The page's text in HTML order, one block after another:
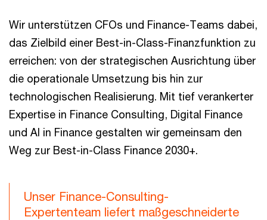
Wir unterstützen CFOs und Finance-Teams dabei,
das Zielbild einer Best-in-Class-Finanzfunktion zu
erreichen: von der strategischen Ausrichtung über
die operationale Umsetzung bis hin zur
technologischen Realisierung. Mit tief verankerter
Expertise in Finance Consulting, Digital Finance
und AI in Finance gestalten wir gemeinsam den
Weg zur Best-in-Class Finance 2030+.
Unser Finance-Consulting-
Expertenteam liefert maßgeschneiderte